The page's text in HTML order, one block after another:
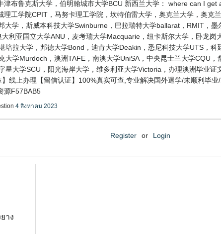
津布鲁克斯大学，伯明翰城市大学BCU 新西兰大学： where can I
工学院CPIT，马努卡理工学院，坎特伯雷大学，奥克兰大学，奥克
大学，斯威本科技大学Swinburne，巴拉瑞特大学ballarat，RMIT，
利亚国立大学ANU，麦考瑞大学Macquarie，纽卡斯尔大学，卧龙
培拉大学，邦德大学Bond，迪肯大学Deakin，悉尼科技大学UTS，
大学Murdoch，澳洲TAFE，南澳大学UniSA，中央昆士兰大学CQU
星大学SCU，阳光海岸大学，维多利亚大学Victoria，办理澳洲毕业
线上办理【留信认证】100%真实可查,专业解决国外退学/未顺利毕
源F57BAB5
4 สิงหาคม 2023
Register or Login
าง